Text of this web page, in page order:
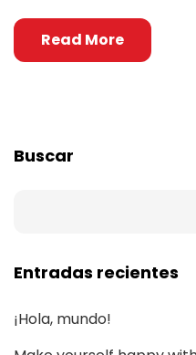
Read More
Buscar
Entradas recientes
¡Hola, mundo!